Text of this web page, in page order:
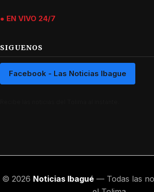
● EN VIVO 24/7
SIGUENOS
Facebook - Las Noticias Ibague
© 2026 Noticias Ibagué— Todas las